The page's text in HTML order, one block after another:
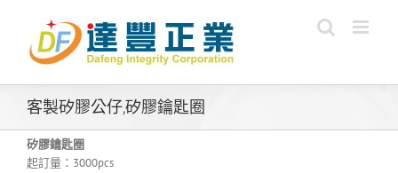
content
客製矽膠公仔,矽膠鑰匙圈
矽膠鑰匙圈
起訂量：3000pcs